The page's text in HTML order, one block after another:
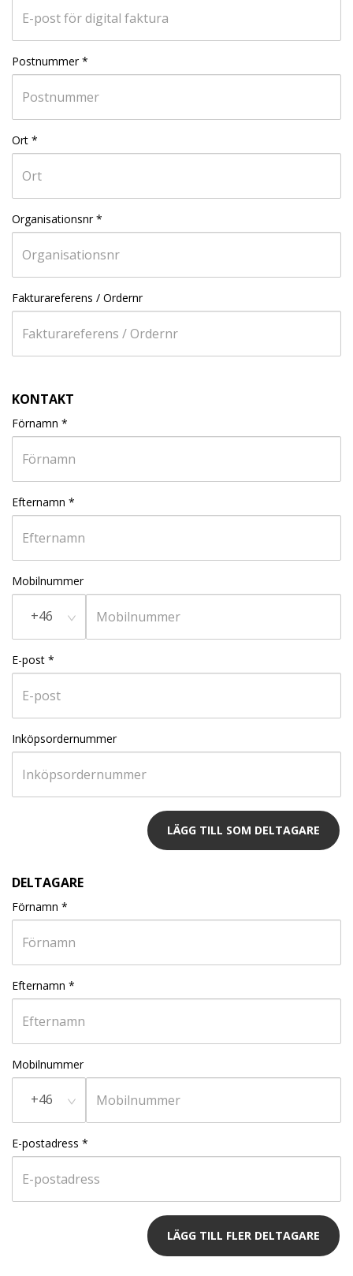
Postnummer*
Ort *
Organisationsnr*
Fakturareferens / Ordernr
KONTAKT
Förnamn *
Efternamn *
Mobilnummer
+46
E-post *
Inköpsordernummer
LÄGG TILL SOM DELTAGARE
DELTAGARE
Förnamn *
Efternamn *
Mobilnummer
+46
E-postadress *
LÄGG TILL FLER DELTAGARE